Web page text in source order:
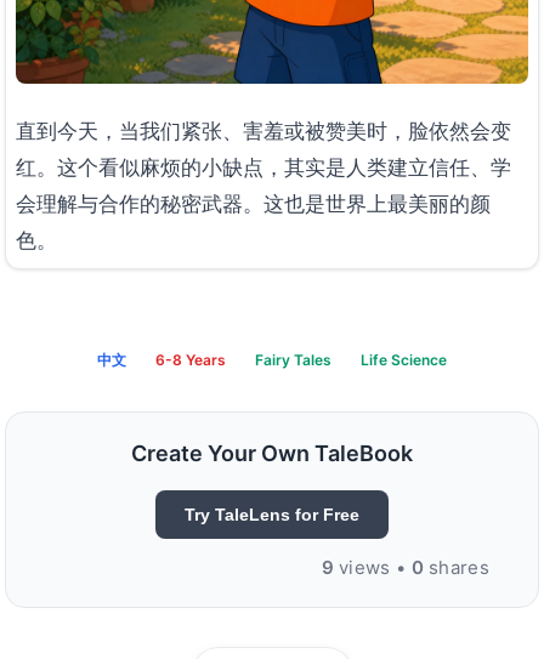
直到今天，当我们紧张、害羞或被赞美时，脸依然会变
红。这个看似麻烦的小缺点，其实是人类建立信任、学
会理解与合作的秘密武器。这也是世界上最美丽的颜
色。
中文 6-8 Years Fairy Tales Life Science
Create Your Own TaleBook
Try TaleLens for Free
9 views • 0 shares